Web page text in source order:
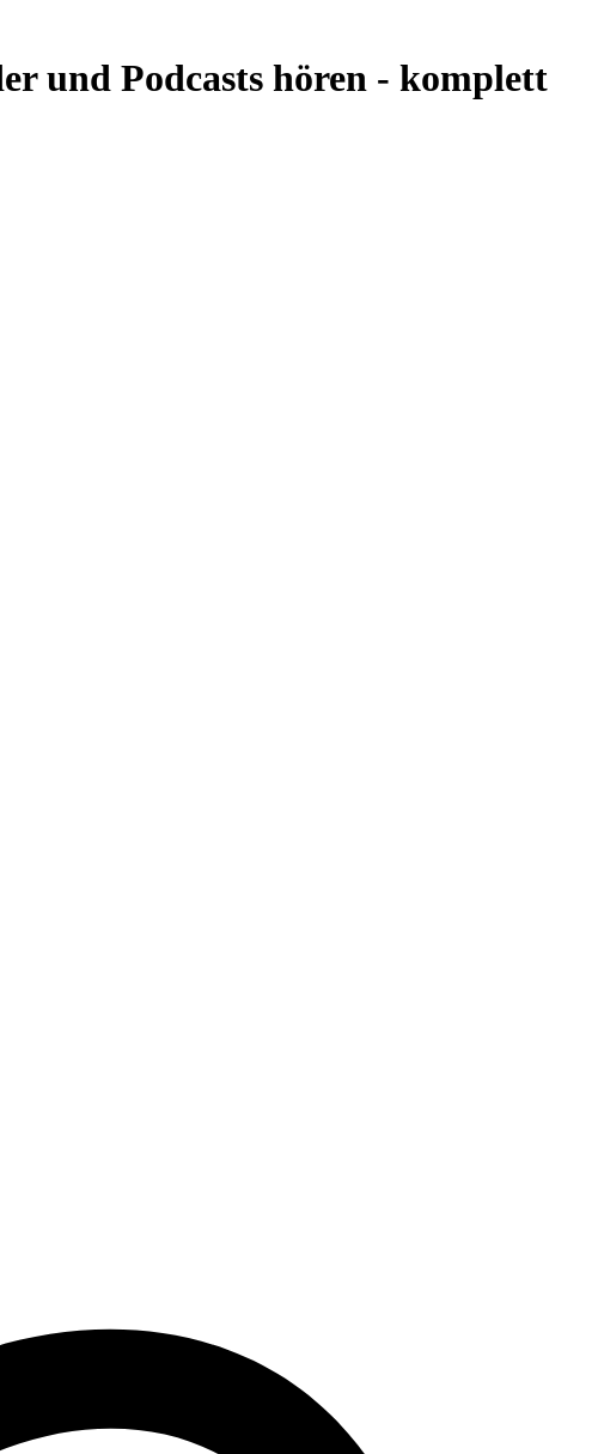
und Podcasts hören - komplett